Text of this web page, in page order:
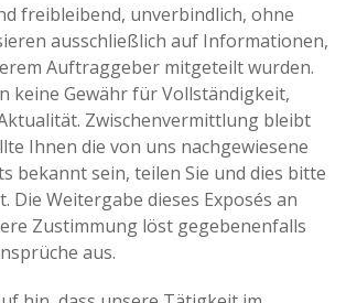
freibleibend, unverbindlich, ohne
ausschließlich auf Informationen,
Auftraggeber mitgeteilt wurden.
keine Gewähr für Vollständigkeit,
Zwischenvermittlung bleibt
Ihnen die von uns nachgewiesene
bekannt sein, teilen Sie und dies bitte
Die Weitergabe dieses Exposés an
Zustimmung löst gegebenenfalls
aus.